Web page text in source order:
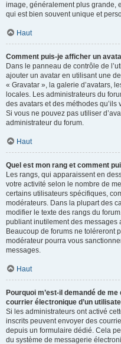
image, généralement plus grande,
qui est bien souvent unique et
Haut
Comment puis-je afficher un
Dans le panneau de contrôle de
ajouter un avatar en utilisant une
« Gravatar », la galerie d’avatars,
locales. Les administrateurs du
des avatars et des méthodes
Si vous ne pouvez pas utiliser
administrateur du forum.
Haut
Quel est mon rang et comment
Les rangs, qui apparaissent en
votre activité selon le nombre de
certains utilisateurs spécifiques,
modérateurs. Dans la plupart des
modifier le texte des rangs du
publiant inutilement des messages
Beaucoup de forums ne toléreront
modérateur pourra vous
messages.
Haut
Pourquoi m’est-il demandé de
courrier électronique d’un
Si les administrateurs ont activé
inscrits peuvent envoyer des
depuis un formulaire dédié. Cela
du système de messagerie